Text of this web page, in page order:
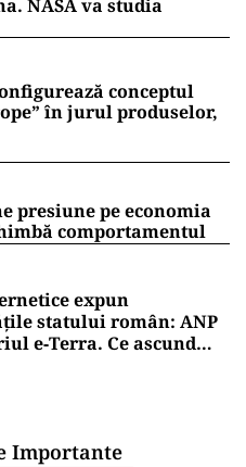
NASA va studia
conceptul
în jurul produselor,
presiune pe economia
comportamentul
expun
statului român: ANP
e‑Terra. Ce ascund
Importante